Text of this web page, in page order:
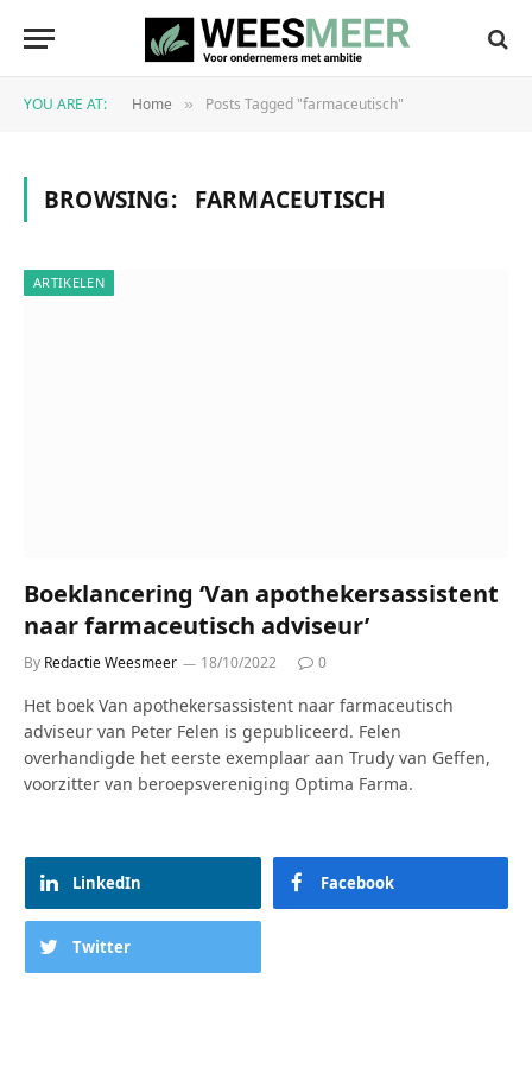
YOU ARE AT: Home » Posts Tagged "farmaceutisch"
BROWSING: FARMACEUTISCH
ARTIKELEN
Boeklancering ‘Van apothekersassistent
naar farmaceutisch adviseur’
By Redactie Weesmeer 18/10/2022 0
Het boek Van apothekersassistent naar farmaceutisch
adviseur van Peter Felen is gepubliceerd. Felen
overhandigde het eerste exemplaar aan Trudy van Geffen,
voorzitter van beroepsvereniging Optima Farma.
LinkedIn Facebook
Twitter